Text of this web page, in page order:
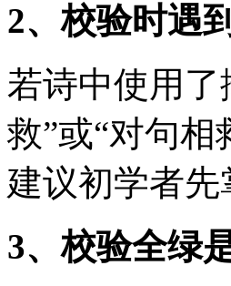
2、校验时遇
若诗中使用
救”或“对句
建议初学者先
3、校验全绿